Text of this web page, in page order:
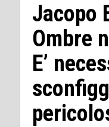
Jacopo
Ombre
E’